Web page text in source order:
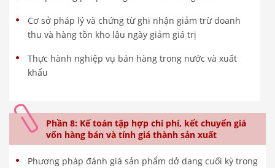
Cơ sở pháp lý và chứng từ ghi nhận giảm trừ doanh
thu và hàng tồn kho lâu ngày giảm giá trị
Thực hành nghiệp vụ bán hàng trong nước và xuất
khẩu
Phần 8: Kế toán tập hợp chi phí, kết chuyển giá
vốn hàng bán và tính giá thành sản xuất
Phương pháp đánh giá sản phẩm dở dang cuối kỳ trong